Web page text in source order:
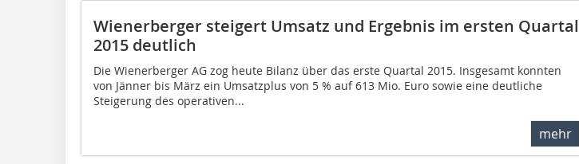
Wienerberger steigert Umsatz und Ergebnis im ersten Quartal
2015 deutlich
Die Wienerberger AG zog heute Bilanz über das erste Quartal 2015. Insgesamt konnten
von Jänner bis März ein Umsatzplus von 5 % auf 613 Mio. Euro sowie eine deutliche
Steigerung des operativen...
mehr